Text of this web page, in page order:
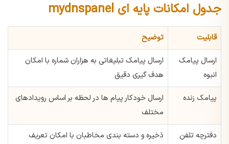
جدول امکانات پایه ای mydnspanel
قابلیت توضیح
ارسال پیامک
انبوه
ارسال پیامک تبلیغاتی به هزاران شماره با امکان
هدف گیری دقیق
پیامک زنده
ارسال خودکار پیام ها در لحظه بر اساس رویدادهای
مختلف
دفترچه تلفن
ذخیره و دسته بندی مخاطبان با امکان تعریف